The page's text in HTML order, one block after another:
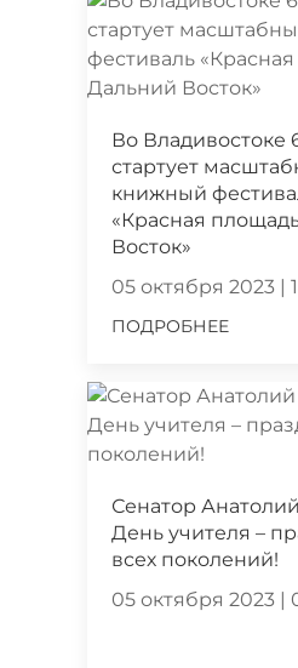
Во Владивостоке
стартует
книжный
«Красная
Восток»
05 октября 2023 |
ПОДРОБНЕЕ
Сенатор
День учителя –
всех поколений!
05 октября 2023 |